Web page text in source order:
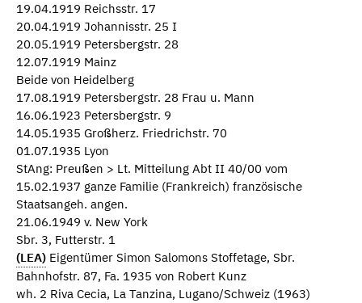
19.04.1919 Reichsstr. 17
20.04.1919 Johannisstr. 25 I
20.05.1919 Petersbergstr. 28
12.07.1919 Mainz
Beide von Heidelberg
17.08.1919 Petersbergstr. 28 Frau u. Mann
16.06.1923 Petersbergstr. 9
14.05.1935 Großherz. Friedrichstr. 70
01.07.1935 Lyon
StAng: Preußen > Lt. Mitteilung Abt II 40/00 vom
15.02.1937 ganze Familie (Frankreich) französische
Staatsangeh. angen.
21.06.1949 v. New York
Sbr. 3, Futterstr. 1
(LEA) Eigentümer Simon Salomons Stoffetage, Sbr.
Bahnhofstr. 87, Fa. 1935 von Robert Kunz
wh. 2 Riva Cecia, La Tanzina, Lugano/Schweiz (1963)